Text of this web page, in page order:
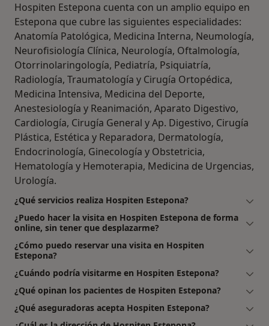
Hospiten Estepona cuenta con un amplio equipo en
Estepona que cubre las siguientes especialidades:
Anatomía Patológica, Medicina Interna, Neumología,
Neurofisiología Clínica, Neurología, Oftalmología,
Otorrinolaringología, Pediatría, Psiquiatría,
Radiología, Traumatología y Cirugía Ortopédica,
Medicina Intensiva, Medicina del Deporte,
Anestesiología y Reanimación, Aparato Digestivo,
Cardiología, Cirugía General y Ap. Digestivo, Cirugía
Plástica, Estética y Reparadora, Dermatología,
Endocrinología, Ginecología y Obstetricia,
Hematología y Hemoterapia, Medicina de Urgencias,
Urología.
¿Qué servicios realiza Hospiten Estepona?
¿Puedo hacer la visita en Hospiten Estepona de forma
online, sin tener que desplazarme?
¿Cómo puedo reservar una visita en Hospiten
Estepona?
¿Cuándo podría visitarme en Hospiten Estepona?
¿Qué opinan los pacientes de Hospiten Estepona?
¿Qué aseguradoras acepta Hospiten Estepona?